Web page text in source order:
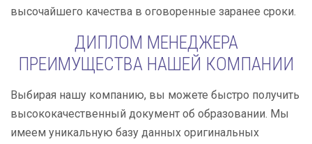
высочайшего качества в оговоренные заранее сроки.
ДИПЛОМ МЕНЕДЖЕРА
ПРЕИМУЩЕСТВА НАШЕЙ КОМПАНИИ
Выбирая нашу компанию, вы можете быстро получить
высококачественный документ об образовании. Мы
имеем уникальную базу данных оригинальных